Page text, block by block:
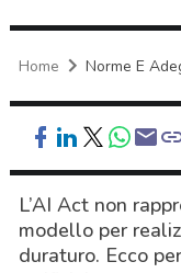
Home Norme E
L’AI Act non
modello per
duraturo. Ecco